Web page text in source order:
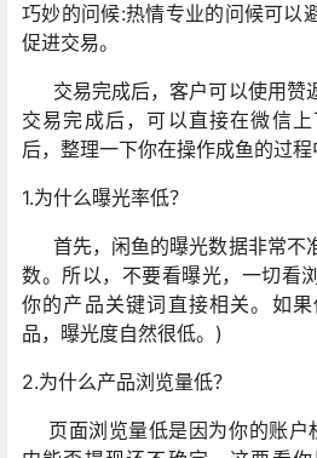
巧妙的问候:热情专业的问候可以
促进交易。
交易完成后，客户可以使用赞
交易完成后，可以直接在微信
后，整理一下你在操作成鱼的过
1.为什么曝光率低？
首先，闲鱼的曝光数据非常不
数。所以，不要看曝光，一切看
你的产品关键词直接相关。如
品，曝光度自然很低。)
2.为什么产品浏览量低？
页面浏览量低是因为你的账户